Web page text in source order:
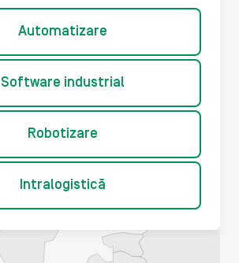
Automatizare
Software industrial
Robotizare
Intralogistică